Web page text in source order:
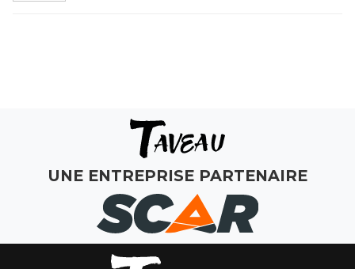
MON COMPTE
UNE ENTREPRISE PARTENAIRE